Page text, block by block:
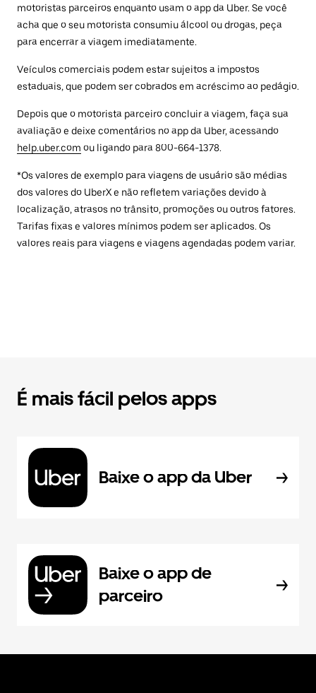
motoristas parceiros enquanto usam o app da Uber. Se você
acha que o seu motorista consumiu álcool ou drogas, peça
para encerrar a viagem imediatamente.
Veículos comerciais podem estar sujeitos a impostos
estaduais, que podem ser cobrados em acréscimo ao pedágio.
Depois que o motorista parceiro concluir a viagem, faça sua
avaliação e deixe comentários no app da Uber, acessando
help.uber.com ou ligando para 800-664-1378.
*Os valores de exemplo para viagens de usuário são médias
dos valores do UberX e não refletem variações devido à
localização, atrasos no trânsito, promoções ou outros fatores.
Tarifas fixas e valores mínimos podem ser aplicados. Os
valores reais para viagens e viagens agendadas podem variar.
É mais fácil pelos apps
Baixe o app da Uber
Baixe o app de
parceiro